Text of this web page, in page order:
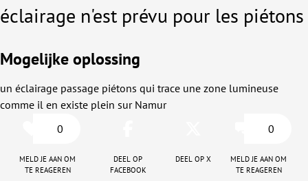
éclairage n'est prévu pour les piétons
Mogelijke oplossing
un éclairage passage piétons qui trace une zone lumineuse
comme il en existe plein sur Namur
0
Meld je aan om
te reageren
Deel op
facebook
Deel op X
0
Meld je aan om
te reageren